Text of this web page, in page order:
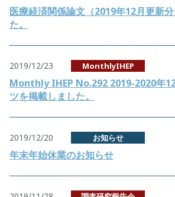
医療経済関係論文（2019年12月更新
た。
2019/12/23 MonthlyIHEP
Monthly IHEP No.292 2019-2020年
ツを掲載しました。
2019/12/20 お知らせ
年末年始休業のお知らせ